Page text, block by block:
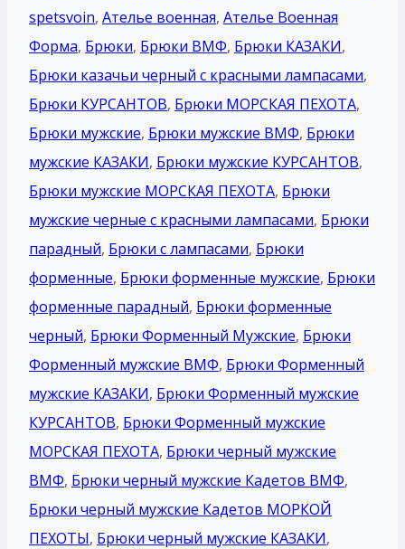
spetsvoin, Ателье военная, Ателье Военная
Форма, Брюки, Брюки ВМФ, Брюки КАЗАКИ,
Брюки казачьи черный с красными лампасами,
Брюки КУРСАНТОВ, Брюки МОРСКАЯ ПЕХОТА,
Брюки мужские, Брюки мужские ВМФ, Брюки
мужские КАЗАКИ, Брюки мужские КУРСАНТОВ,
Брюки мужские МОРСКАЯ ПЕХОТА, Брюки
мужские черные с красными лампасами, Брюки
парадный, Брюки с лампасами, Брюки
форменные, Брюки форменные мужские, Брюки
форменные парадный, Брюки форменные
черный, Брюки Форменный Мужские, Брюки
Форменный мужские ВМФ, Брюки Форменный
мужские КАЗАКИ, Брюки Форменный мужские
КУРСАНТОВ, Брюки Форменный мужские
МОРСКАЯ ПЕХОТА, Брюки черный мужские
ВМФ, Брюки черный мужские Кадетов ВМФ,
Брюки черный мужские Кадетов МОРКОЙ
ПЕХОТЫ, Брюки черный мужские КАЗАКИ,